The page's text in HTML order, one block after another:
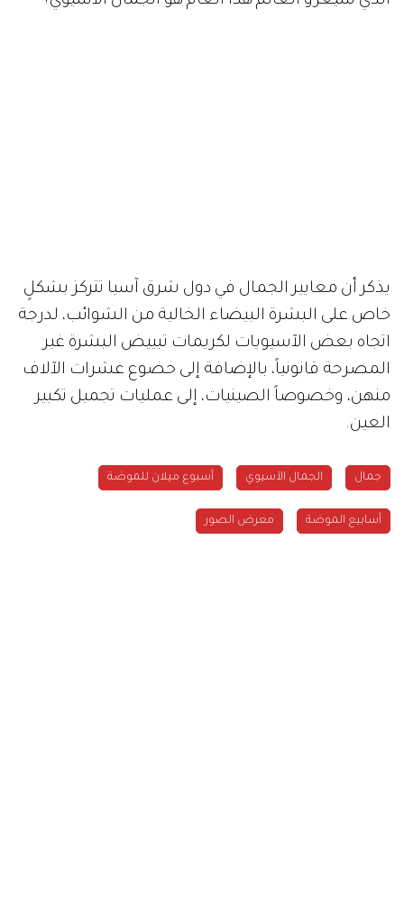
يذكر أن معايير الجمال في دول شرق آسيا تتركز بشكلٍ
خاص على البشرة البيضاء الخالية من الشوائب، لدرجة
اتجاه بعض الآسيويات لكريمات تبييض البشرة غير
المصرحة قانونياً، بالإضافة إلى خضوع عشرات الآلاف
منهن، وخصوصاً الصينيات، إلى عمليات تجميل تكبير
العين.
جمال الجمال الآسيوي أسبوع ميلان للموضة
أسابيع الموضة معرض الصور